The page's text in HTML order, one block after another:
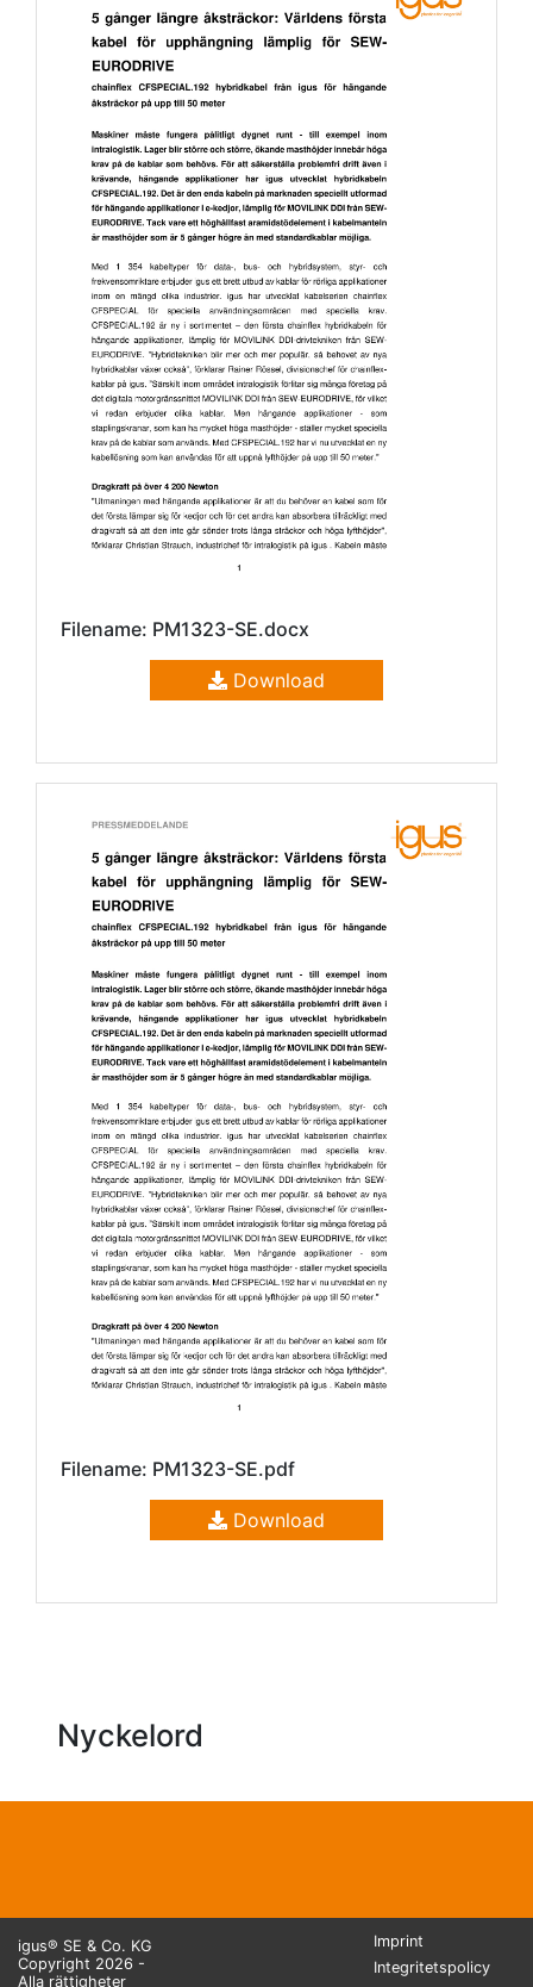
Filename: PM1323-SE.docx
Download
Filename: PM1323-SE.pdf
Download
Nyckelord
igus® SE & Co. KG
Copyright 2026 -
Alla rättigheter
Imprint
Integritetspolicy